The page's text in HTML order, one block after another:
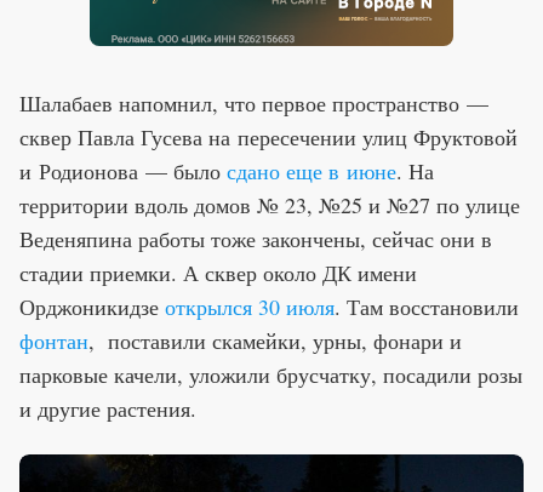
Шалабаев напомнил, что первое пространство —
сквер Павла Гусева на пересечении улиц Фруктовой
и Родионова — было сдано еще в июне. На
территории вдоль домов № 23, №25 и №27 по улице
Веденяпина работы тоже закончены, сейчас они в
стадии приемки. А сквер около ДК имени
Орджоникидзе открылся 30 июля. Там восстановили
фонтан, поставили скамейки, урны, фонари и
парковые качели, уложили брусчатку, посадили розы
и другие растения.